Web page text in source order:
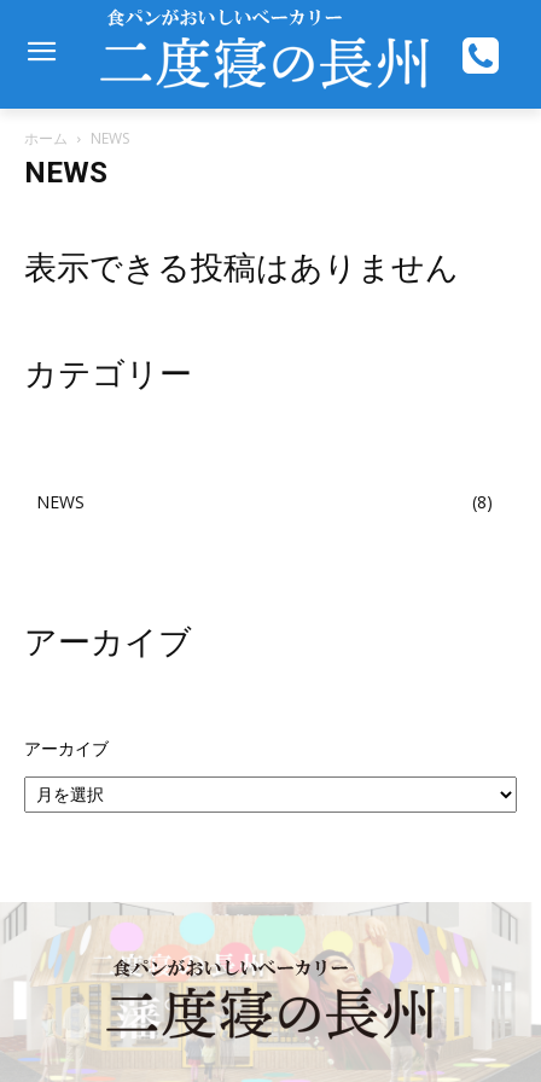
ホーム NEWS
NEWS
表示できる投稿はありません
カテゴリー
NEWS 8
アーカイブ
アーカイブ